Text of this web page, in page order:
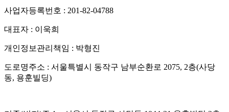
사업자등록번호 : 201-82-04788
대표자 : 이욱희
개인정보관리책임 : 박형진
도로명주소 : 서울특별시 동작구 남부순환로 2075, 2층(사당
동, 용훈빌딩)